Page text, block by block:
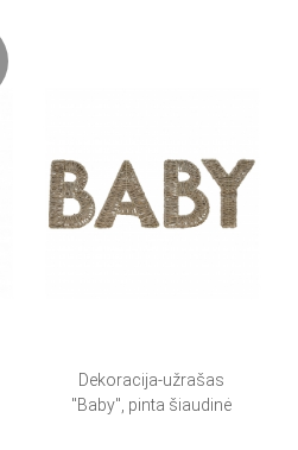
Dekoracija-užrašas
"Baby", pinta šiaudinė